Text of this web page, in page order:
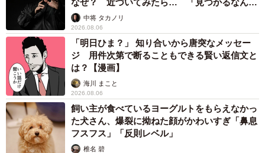
なぜ？ 近づいてみたら… 「見つかるなんて
未熟」中将 タカノリ
2026.08.06
「明日ひま？」 知り合いから唐突なメッセー
ジ 用件次第で断ることもできる賢い返信文と
は？【漫画】
海川 まこと
2026.08.06
飼い主が食べているヨーグルトをもらえなかっ
た犬さん、爆裂に拗ねた顔がかわいすぎ「鼻息
フスフス」「反則レベル」
椎名 碧